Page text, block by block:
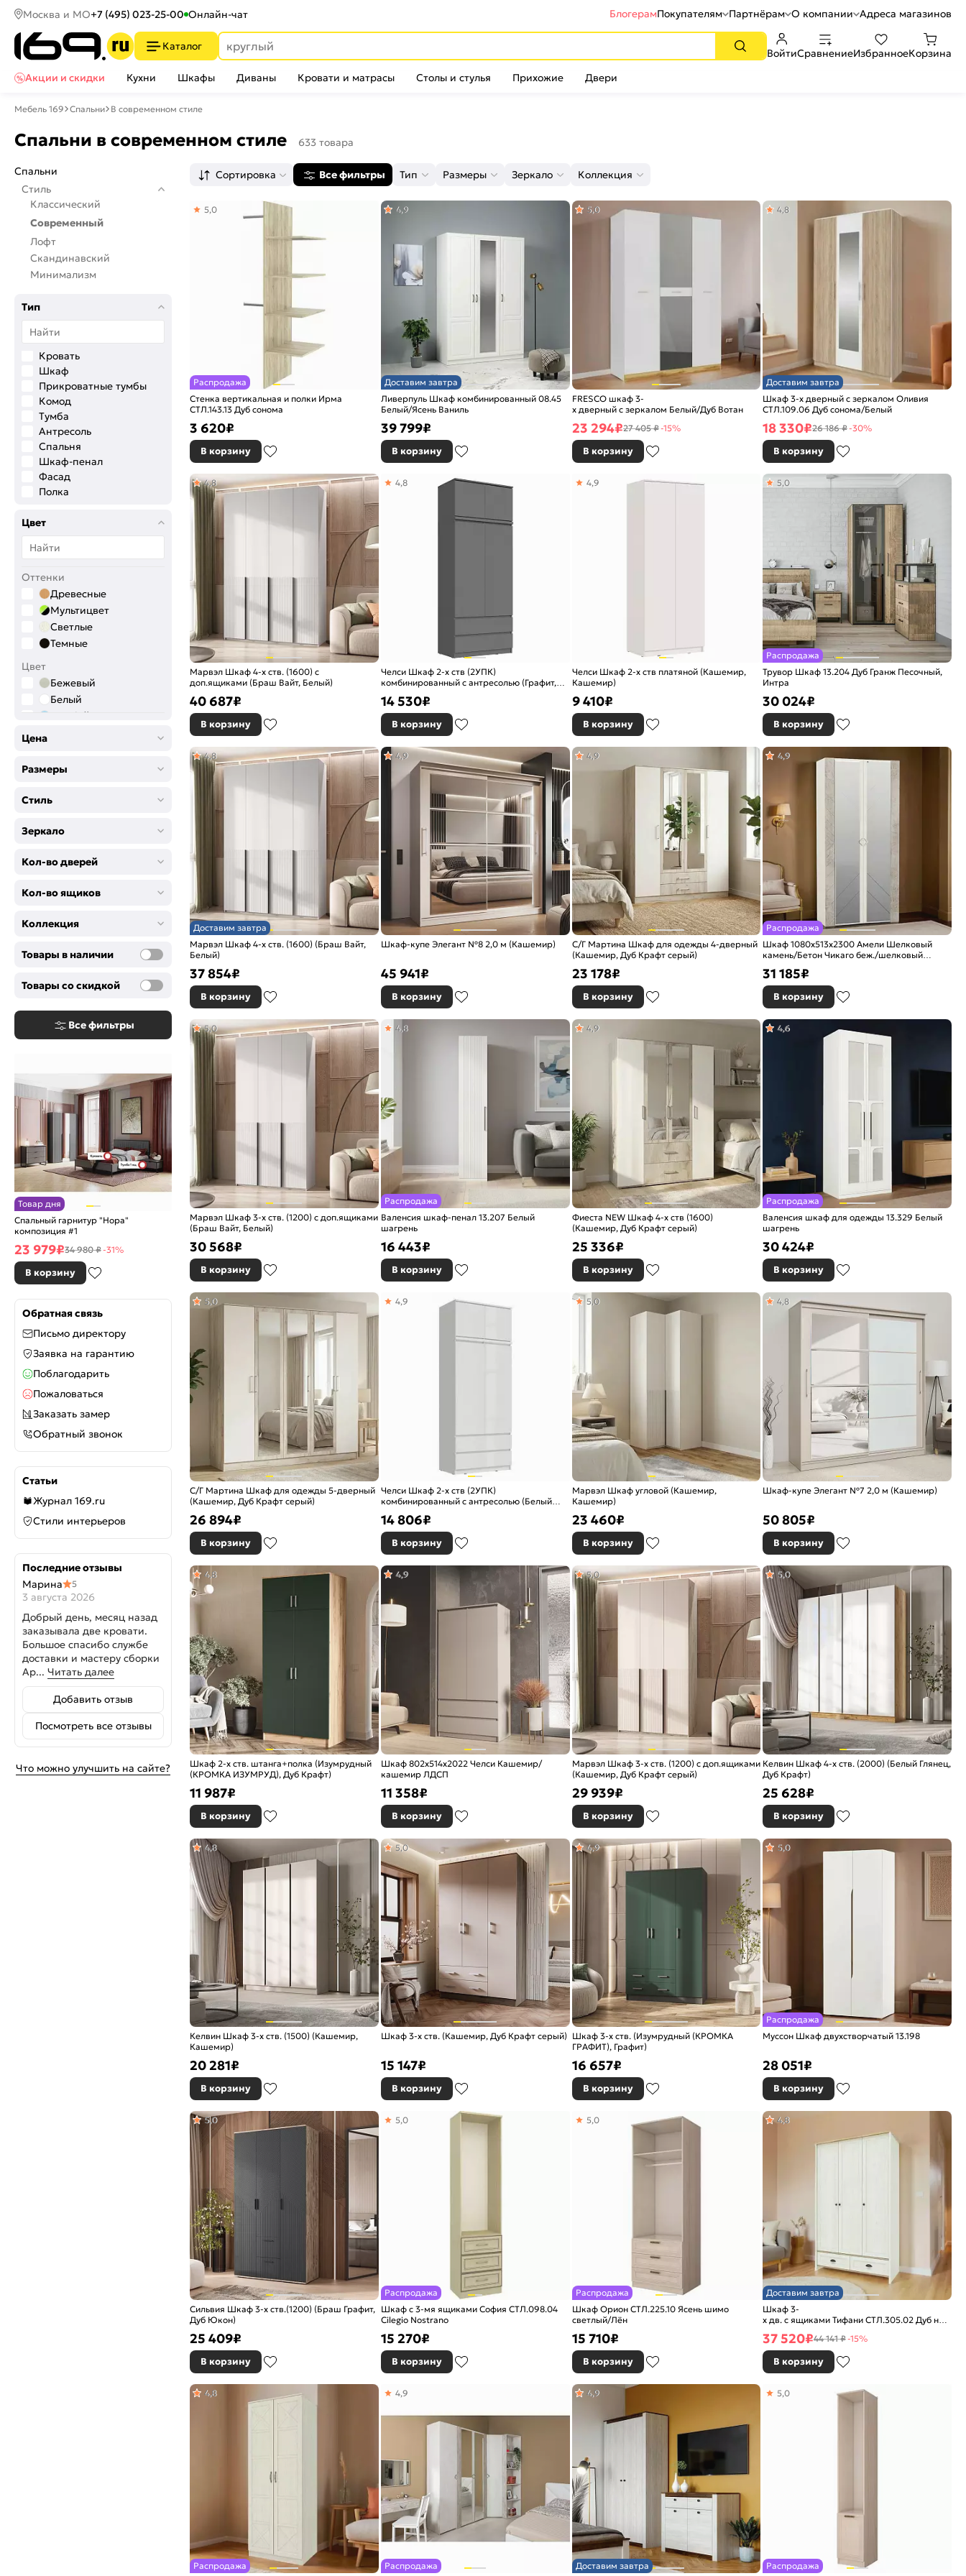
Москва и МО+7 (495) 023-25-00 Онлайн-чат БлогерамПокупателям Партнёрам О компании Адреса магазинов
Каталог
ВойтиСравнениеИзбранноеКорзина
Акции и скидки
Кухни Шкафы Диваны Кровати и матрасы Столы и стулья Прихожие Двери
Мебель 169 Спальни В современном стиле
Спальни в современном стиле 633 товара
Спальни
Стиль
Классический
Современный
Лофт
Скандинавский
Минимализм
Тип
Кровать
Шкаф
Прикроватные тумбы
Комод
Тумба
Антресоль
Спальня
Шкаф-пенал
Фасад
Полка
Корпус
Стол
Зеркало
Основание
Каркас
Направляющие
Гостиная
Карниз
Пуф
Цвет
Оттенки
Древесные
Мультицвет
Светлые
Темные
Цвет
Бежевый
Белый
Голубой
Желтый
Коричневый
Салатовый
Синий
Черный
Цена
Размеры
Стиль
Зеркало
Кол-во дверей
Кол-во ящиков
Коллекция
Товары в наличии
Товары со скидкой
Все фильтры
Товар дня
Спальный гарнитур "Нора"
композиция #1
23 979₽34 980 ₽-31%
В корзину
Обратная связь
Письмо директору
Заявка на гарантию
Поблагодарить
Пожаловаться
Заказать замер
Обратный звонок
Статьи
Журнал 169.ru
Стили интерьеров
Последние отзывы
Марина
5
3 августа 2026
Добрый день, месяц назад
заказывала две кровати.
Большое спасибо службе
доставки и мастеру сборки
Ар... Читать далее
Добавить отзыв
Посмотреть все отзывы
Что можно улучшить на сайте?
Сортировка Все фильтры Тип Размеры Зеркало Коллекция
Распродажа
Стенка вертикальная и полки Ирма
СТЛ.143.13 Дуб сонома
5,0
3 620₽
В корзину
Доставим завтра
Ливерпуль Шкаф комбинированный 08.45
Белый/Ясень Ваниль
4,9
39 799₽
В корзину
FRESCO шкаф 3-
х дверный с зеркалом Белый/Дуб Вотан
5,0
23 294₽27 405 ₽-15%
В корзину
Доставим завтра
Шкаф 3-х дверный с зеркалом Оливия
СТЛ.109.06 Дуб сонома/Белый
4,8
18 330₽26 186 ₽-30%
В корзину
Марвэл Шкаф 4-х ств. (1600) с
доп.ящиками (Браш Вайт, Белый)
4,8
40 687₽
В корзину
Челси Шкаф 2-х ств (2УПК)
комбинированный с антресолью (Графит,
4,8
14 530₽
В корзину
Челси Шкаф 2-х ств платяной (Кашемир,
Кашемир)
4,9
9 410₽
В корзину
Распродажа
Трувор Шкаф 13.204 Дуб Гранж Песочный,
Интра
5,0
30 024₽
В корзину
Доставим завтра
Марвэл Шкаф 4-х ств. (1600) (Браш Вайт,
Белый)
4,8
37 854₽
В корзину
Шкаф-купе Элегант №8 2,0 м (Кашемир)
4,9
45 941₽
В корзину
С/Г Мартина Шкаф для одежды 4-дверный
(Кашемир, Дуб Крафт серый)
4,9
23 178₽
В корзину
Распродажа
Шкаф 1080x513x2300 Амели Шелковый
камень/Бетон Чикаго беж./шелковый
4,9
31 185₽
В корзину
Марвэл Шкаф 3-х ств. (1200) с доп.ящиками
(Браш Вайт, Белый)
5,0
30 568₽
В корзину
Распродажа
Валенсия шкаф-пенал 13.207 Белый
шагрень
4,8
16 443₽
В корзину
Фиеста NEW Шкаф 4-х ств (1600)
(Кашемир, Дуб Крафт серый)
4,9
25 336₽
В корзину
Распродажа
Валенсия шкаф для одежды 13.329 Белый
шагрень
4,6
30 424₽
В корзину
С/Г Мартина Шкаф для одежды 5-дверный
(Кашемир, Дуб Крафт серый)
5,0
26 894₽
В корзину
Челси Шкаф 2-х ств (2УПК)
комбинированный с антресолью (Белый
4,9
14 806₽
В корзину
Марвэл Шкаф угловой (Кашемир,
Кашемир)
5,0
23 460₽
В корзину
Шкаф-купе Элегант №7 2,0 м (Кашемир)
4,8
50 805₽
В корзину
Шкаф 2-х ств. штанга+полка (Изумрудный
(КРОМКА ИЗУМРУД), Дуб Крафт)
4,8
11 987₽
В корзину
Шкаф 802x514x2022 Челси Кашемир/
кашемир ЛДСП
4,9
11 358₽
В корзину
Марвэл Шкаф 3-х ств. (1200) с доп.ящиками
(Кашемир, Дуб Крафт серый)
5,0
29 939₽
В корзину
Келвин Шкаф 4-х ств. (2000) (Белый Глянец,
Дуб Крафт)
5,0
25 628₽
В корзину
Келвин Шкаф 3-х ств. (1500) (Кашемир,
Кашемир)
4,8
20 281₽
В корзину
Шкаф 3-х ств. (Кашемир, Дуб Крафт серый)
5,0
15 147₽
В корзину
Шкаф 3-х ств. (Изумрудный (КРОМКА
ГРАФИТ), Графит)
4,9
16 657₽
В корзину
Распродажа
Муссон Шкаф двухстворчатый 13.198
5,0
28 051₽
В корзину
Сильвия Шкаф 3-х ств.(1200) (Браш Графит,
Дуб Юкон)
5,0
25 409₽
В корзину
Распродажа
Шкаф с 3-мя ящиками София СТЛ.098.04
Cilegio Nostrano
5,0
15 270₽
В корзину
Распродажа
Шкаф Орион СТЛ.225.10 Ясень шимо
светлый/Лён
5,0
15 710₽
В корзину
Доставим завтра
Шкаф 3-
х дв. с ящиками Тифани СТЛ.305.02 Дуб
4,8
37 520₽44 141 ₽-15%
В корзину
Распродажа
4,8
Распродажа
4,9
Доставим завтра
4,9
Распродажа
5,0